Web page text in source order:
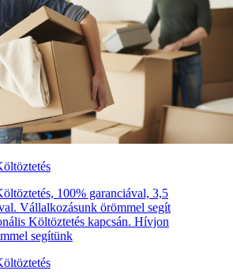
100% garanciával, 3,5
Vállalkozásunk örömmel segít
Költöztetés kapcsán. Hívjon
segítünk